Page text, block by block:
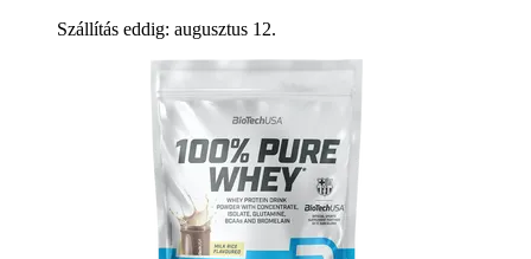
Szállítás eddig: augusztus 12.